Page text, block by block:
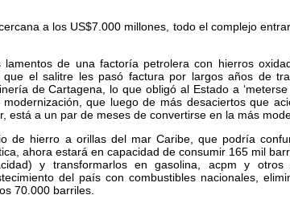
a los US$7.000 millones, todo el complejo
lamentos de una factoría petrolera con hierros
que el salitre les pasó factura por largos años de
de Cartagena, lo que obligó al Estado a
que luego de más desaciertos que
está a un par de meses de convertirse en la más
de hierro a orillas del mar Caribe, que podría
ahora estará en capacidad de consumir 165 mil
y transformarlos en gasolina, acpm y otros
del país con combustibles nacionales,
70.000 barriles.